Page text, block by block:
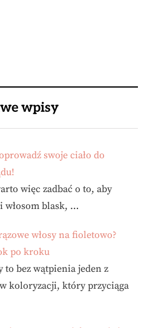
wpisy
swoje ciało do
więc zadbać o to, aby
włosom blask, …
włosy na fioletowo?
po kroku
to bez wątpienia jeden z
koloryzacji, który przyciąga